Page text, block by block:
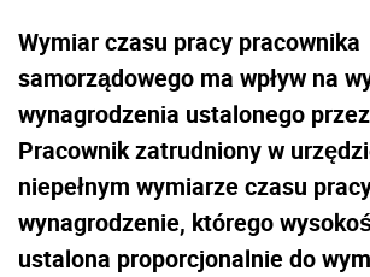
Wymiar czasu pracy pracownika
samorządowego ma wpływ na
wynagrodzenia ustalonego
Pracownik zatrudniony w
niepełnym wymiarze czasu
wynagrodzenie, którego
ustalona proporcjonalnie do